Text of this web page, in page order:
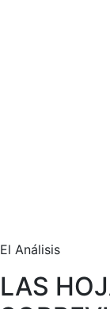
El Análisis
LAS